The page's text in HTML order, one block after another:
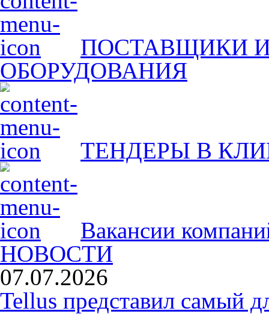
ПОСТАВЩИКИ
ОБОРУДОВАНИЯ
ТЕНДЕРЫ В
Вакансии
НОВОСТИ
07.07.2026
Tellus представил самый